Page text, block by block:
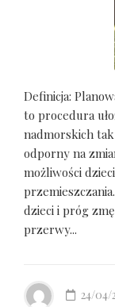
Definicja:
to procedura
nadmorskich
odporny na
możliwości
dzieci i próg
przerwy...
24/04/